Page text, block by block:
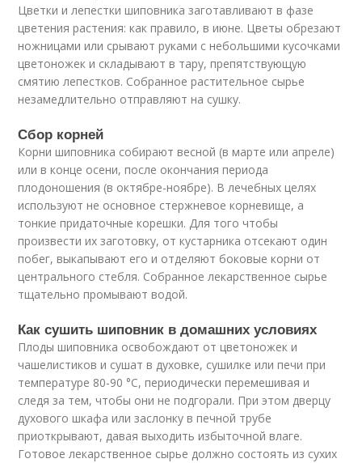
Цветки и лепестки шиповника заготавливают в фазе
цветения растения: как правило, в июне. Цветы обрезают
ножницами или срывают руками с небольшими кусочками
цветоножек и складывают в тару, препятствующую
смятию лепестков. Собранное растительное сырье
незамедлительно отправляют на сушку.
Сбор корней
Корни шиповника собирают весной (в марте или апреле)
или в конце осени, после окончания периода
плодоношения (в октябре-ноябре). В лечебных целях
используют не основное стержневое корневище, а
тонкие придаточные корешки. Для того чтобы
произвести их заготовку, от кустарника отсекают один
побег, выкапывают его и отделяют боковые корни от
центрального стебля. Собранное лекарственное сырье
тщательно промывают водой.
Как сушить шиповник в домашних условиях
Плоды шиповника освобождают от цветоножек и
чашелистиков и сушат в духовке, сушилке или печи при
температуре 80-90 °C, периодически перемешивая и
следя за тем, чтобы они не подгорали. При этом дверцу
духового шкафа или заслонку в печной трубе
приоткрывают, давая выходить избыточной влаге.
Готовое лекарственное сырье должно состоять из сухих